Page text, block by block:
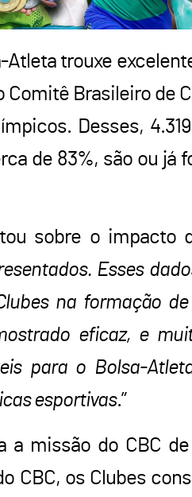
trouxe
Brasileiro de
Desses,
de 83%, são ou já
sobre o impacto
Esses
na formação
eficaz, e
para o Bolsa-
esportivas.”
a missão do CBC
CBC, os Clubes